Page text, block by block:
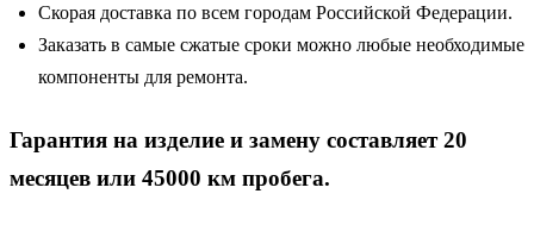
Скорая доставка по всем городам Российской Федерации.
Заказать в самые сжатые сроки можно любые необходимые
компоненты для ремонта.
Гарантия на изделие и замену составляет 20
месяцев или 45000 км пробега.